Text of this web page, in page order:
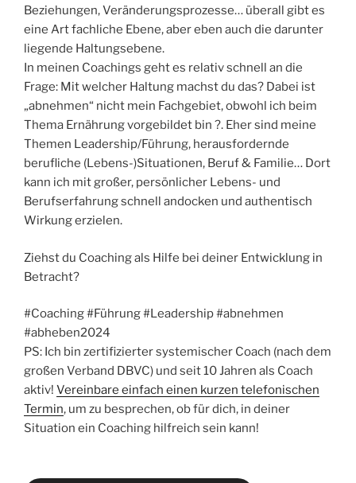
Beziehungen, Veränderungsprozesse… überall gibt es
eine Art fachliche Ebene, aber eben auch die darunter
liegende Haltungsebene.
In meinen Coachings geht es relativ schnell an die
Frage: Mit welcher Haltung machst du das? Dabei ist
„abnehmen“ nicht mein Fachgebiet, obwohl ich beim
Thema Ernährung vorgebildet bin ?. Eher sind meine
Themen Leadership/Führung, herausfordernde
berufliche (Lebens-)Situationen, Beruf & Familie… Dort
kann ich mit großer, persönlicher Lebens- und
Berufserfahrung schnell andocken und authentisch
Wirkung erzielen.
Ziehst du Coaching als Hilfe bei deiner Entwicklung in
Betracht?
#Coaching #Führung #Leadership #abnehmen
#abheben2024
PS: Ich bin zertifizierter systemischer Coach (nach dem
großen Verband DBVC) und seit 10 Jahren als Coach
aktiv! Vereinbare einfach einen kurzen telefonischen
Termin, um zu besprechen, ob für dich, in deiner
Situation ein Coaching hilfreich sein kann!